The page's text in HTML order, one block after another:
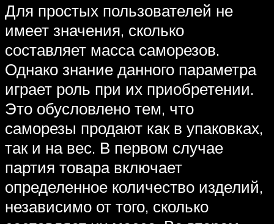
Для простых пользователей не
имеет значения, сколько
составляет масса саморезов.
Однако знание данного параметра
играет роль при их приобретении.
Это обусловлено тем, что
саморезы продают как в упаковках,
так и на вес. В первом случае
партия товара включает
определенное количество изделий,
независимо от того, сколько